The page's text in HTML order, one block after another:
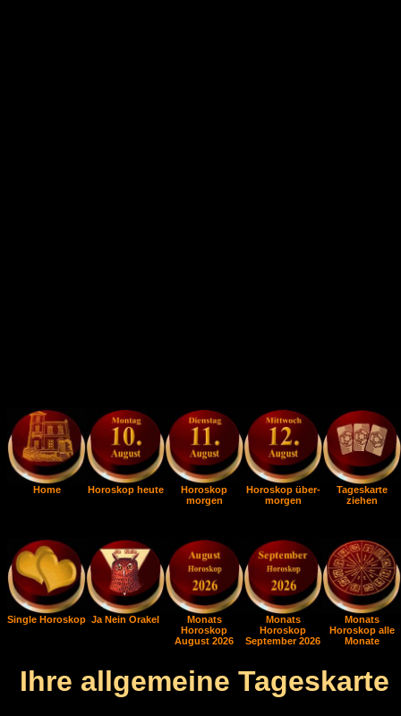
Home Horoskop heute
Horoskop
morgen
Horoskop über-
morgen
Tageskarte
ziehen
Single Horoskop Ja Nein Orakel
Monats
Horoskop
August 2026
Monats
Horoskop
September 2026
Monats
Horoskop alle
Monate
Ihre allgemeine Tageskarte